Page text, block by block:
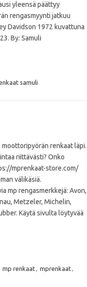
yleensä päättyy
rengasmyynti jatkuu
Davidson 1972 kuvattuna
By: Samuli
samuli
renkaat läpi.
riittävästi? Onko
mprenkaat-store.com/
välikäsiä.
mp rengasmerkkejä: Avon,
Metzeler, Michelin,
Käytä sivulta löytyvää
mp renkaat, mprenkaat,